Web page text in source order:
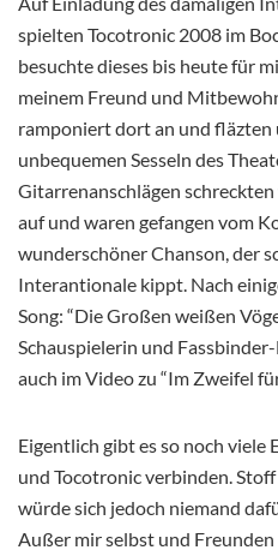
spielten Tocotronic 2008 im
besuchte dieses bis heute für
meinem Freund und
ramponiert dort an und fläzten
unbequemen Sesseln des
Gitarrenanschlägen
auf und waren gefangen vom
wunderschöner Chanson, der
Interantionale kippt. Nach
Song: “Die Großen weißen
Schauspielerin und
auch im Video zu “Im Zweifel
Eigentlich gibt es so noch viele
und Tocotronic verbinden.
würde sich jedoch niemand
Außer mir selbst und